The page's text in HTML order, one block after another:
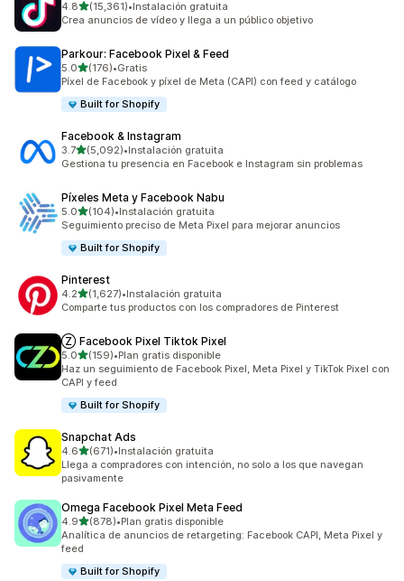
4.8de 5 estrellas
(15,361)
15361 reseñas en total
•Instalación gratuita
Crea anuncios de vídeo y llega a un público objetivo
Parkour: Facebook Pixel & Feed
5.0de 5 estrellas
(176)
176 reseñas en total
•Gratis
Píxel de Facebook y píxel de Meta (CAPI) con feed y catálogo
Built for Shopify
Facebook & Instagram
3.7de 5 estrellas
(5,092)
5092 reseñas en total
•Instalación gratuita
Gestiona tu presencia en Facebook e Instagram sin problemas
Píxeles Meta y Facebook Nabu
5.0de 5 estrellas
(104)
104 reseñas en total
•Instalación gratuita
Seguimiento preciso de Meta Pixel para mejorar anuncios
Built for Shopify
Pinterest
4.2de 5 estrellas
(1,627)
1627 reseñas en total
•Instalación gratuita
Comparte tus productos con los compradores de Pinterest
Ⓩ Facebook Pixel Tiktok Pixel
5.0de 5 estrellas
(159)
159 reseñas en total
•Plan gratis disponible
Haz un seguimiento de Facebook Pixel, Meta Pixel y TikTok Pixel con
CAPI y feed
Built for Shopify
Snapchat Ads
4.6de 5 estrellas
(671)
671 reseñas en total
•Instalación gratuita
Llega a compradores con intención, no solo a los que navegan
pasivamente
Omega Facebook Pixel Meta Feed
4.9de 5 estrellas
(878)
878 reseñas en total
•Plan gratis disponible
Analítica de anuncios de retargeting: Facebook CAPI, Meta Pixel y
feed
Built for Shopify